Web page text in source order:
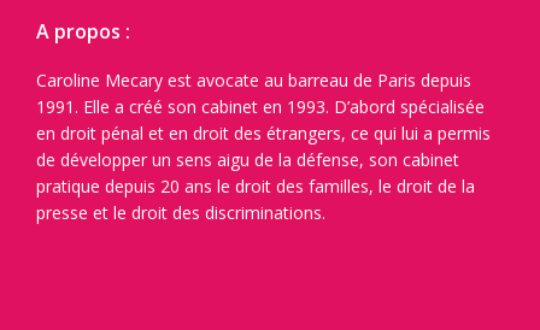
A propos :
Caroline Mecary est avocate au barreau de Paris depuis
1991. Elle a créé son cabinet en 1993. D’abord spécialisée
en droit pénal et en droit des étrangers, ce qui lui a permis
de développer un sens aigu de la défense, son cabinet
pratique depuis 20 ans le droit des familles, le droit de la
presse et le droit des discriminations.